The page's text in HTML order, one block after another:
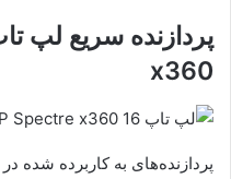
x360
پردازنده‌های به کاربرده شده در